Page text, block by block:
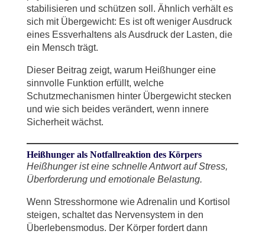
stabilisieren und schützen soll. Ähnlich verhält es
sich mit Übergewicht: Es ist oft weniger Ausdruck
eines Essverhaltens als Ausdruck der Lasten, die
ein Mensch trägt.
Dieser Beitrag zeigt, warum Heißhunger eine
sinnvolle Funktion erfüllt, welche
Schutzmechanismen hinter Übergewicht stecken
und wie sich beides verändert, wenn innere
Sicherheit wächst.
Heißhunger als Notfallreaktion des Körpers
Heißhunger ist eine schnelle Antwort auf Stress,
Überforderung und emotionale Belastung.
Wenn Stresshormone wie Adrenalin und Kortisol
steigen, schaltet das Nervensystem in den
Überlebensmodus. Der Körper fordert dann